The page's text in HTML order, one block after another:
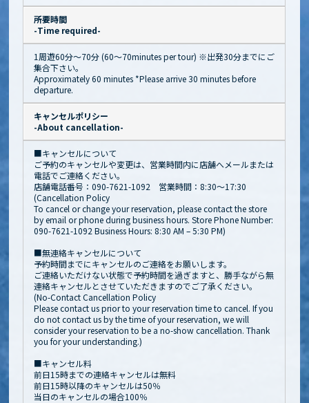
所要時間
-Time required-
1周遊60分〜70分 (60～70minutes per tour) ※出発30分までにご
集合下さい。
Approximately 60 minutes *Please arrive 30 minutes before
departure.
キャンセルポリシー
-About cancellation-
■キャンセルについて
ご予約のキャンセルや変更は、営業時間内に店舗へメールまたは
電話でご連絡ください。
店舗電話番号：090-7621-1092 営業時間：8:30～17:30
(Cancellation Policy
To cancel or change your reservation, please contact the store
by email or phone during business hours. Store Phone Number:
090-7621-1092 Business Hours: 8:30 AM – 5:30 PM)
■無連絡キャンセルについて
予約時間までにキャンセルのご連絡をお願いします。
ご連絡いただけない状態で予約時間を過ぎますと、勝手ながら無
連絡キャンセルとさせていただきますのでご了承ください。
(No-Contact Cancellation Policy
Please contact us prior to your reservation time to cancel. If you
do not contact us by the time of your reservation, we will
consider your reservation to be a no-show cancellation. Thank
you for your understanding.)
■キャンセル料
前日15時までの連絡キャンセルは無料
前日15時以降のキャンセルは50％
当日のキャンセルの場合100％